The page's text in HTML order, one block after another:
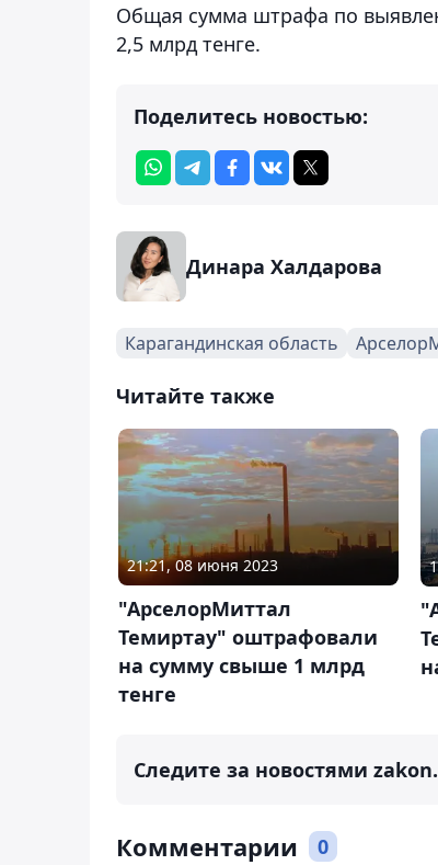
Общая сумма штрафа по
2,5 млрд тенге.
Поделитесь новостью:
Динара Халдарова
Карагандинская область
Читайте также
21:21, 08 июня 2023
"АрселорМиттал
Темиртау" оштрафовали
на сумму свыше 1 млрд
тенге
Следите за новостями
Комментарии 0